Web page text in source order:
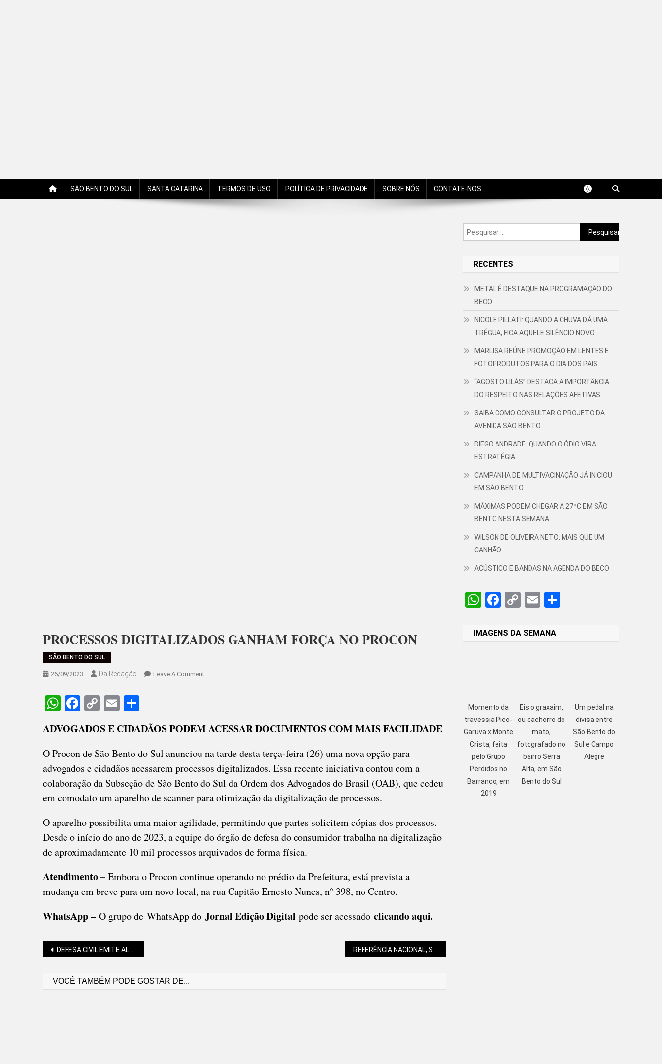
SÃO BENTO DO SUL SANTA CATARINA TERMOS DE USO POLÍTICA DE PRIVACIDADE SOBRE NÓS CONTATE-NOS
PROCESSOS DIGITALIZADOS GANHAM FORÇA NO PROCON
SÃO BENTO DO SUL
26/09/2023 Da Redação Leave A CommentOn
NO
WhatsApp
Facebook
CopyEmail
ADVOGADOS E CIDADÃOS PODEM ACESSAR DOCUMENTOS COM MAIS FACILIDADE
O Procon de São Bento do Sul anunciou na tarde desta terça-feira (26) uma nova opção para
advogados e cidadãos acessarem processos digitalizados. Essa recente iniciativa contou com a
colaboração da Subseção de São Bento do Sul da Ordem dos Advogados do Brasil (OAB), que cedeu
em comodato um aparelho de scanner para otimização da digitalização de processos.
O aparelho possibilita uma maior agilidade, permitindo que partes solicitem cópias dos processos.
Desde o início do ano de 2023, a equipe do órgão de defesa do consumidor trabalha na digitalização
de aproximadamente 10 mil processos arquivados de forma física.
Atendimento –Embora o Procon continue operando no prédio da Prefeitura, está prevista a
mudança em breve para um novo local, na rua Capitão Ernesto Nunes, n° 398, no Centro.
WhatsApp – O grupo de WhatsApp do Jornal Edição Digital pode ser acessado clicando aqui.
Navegação
DEFESA CIVIL EMITE ALERTA PARA ESTA TERÇA-FEIRA (26)
VOCÊ TAMBÉM PODE GOSTAR DE...
Pesquisar
por:
RECENTES
METAL É DESTAQUE NA PROGRAMAÇÃO DO
BECO
NICOLE PILLATI: QUANDO A CHUVA DÁ UMA
TRÉGUA, FICA AQUELE SILÊNCIO NOVO
MARLISA REÚNE PROMOÇÃO EM LENTES E
FOTOPRODUTOS PARA O DIA DOS PAIS
“AGOSTO LILÁS” DESTACA A IMPORTÂNCIA
DO RESPEITO NAS RELAÇÕES AFETIVAS
SAIBA COMO CONSULTAR O PROJETO DA
AVENIDA SÃO BENTO
DIEGO ANDRADE: QUANDO O ÓDIO VIRA
ESTRATÉGIA
CAMPANHA DE MULTIVACINAÇÃO JÁ INICIOU
EM SÃO BENTO
MÁXIMAS PODEM CHEGAR A 27ºC EM SÃO
BENTO NESTA SEMANA
WILSON DE OLIVEIRA NETO: MAIS QUE UM
CANHÃO
ACÚSTICO E BANDAS NA AGENDA DO BECO
WhatsApp
Facebook
CopyEmail
IMAGENS DA SEMANA
Momento da
travessia Pico-
Garuva x Monte
Crista, feita
pelo Grupo
Perdidos no
Barranco, em
2019
Eis o graxaim,
ou cachorro do
mato,
fotografado no
bairro Serra
Alta, em São
Bento do Sul
Um pedal na
divisa entre
São Bento do
Sul e Campo
Alegre